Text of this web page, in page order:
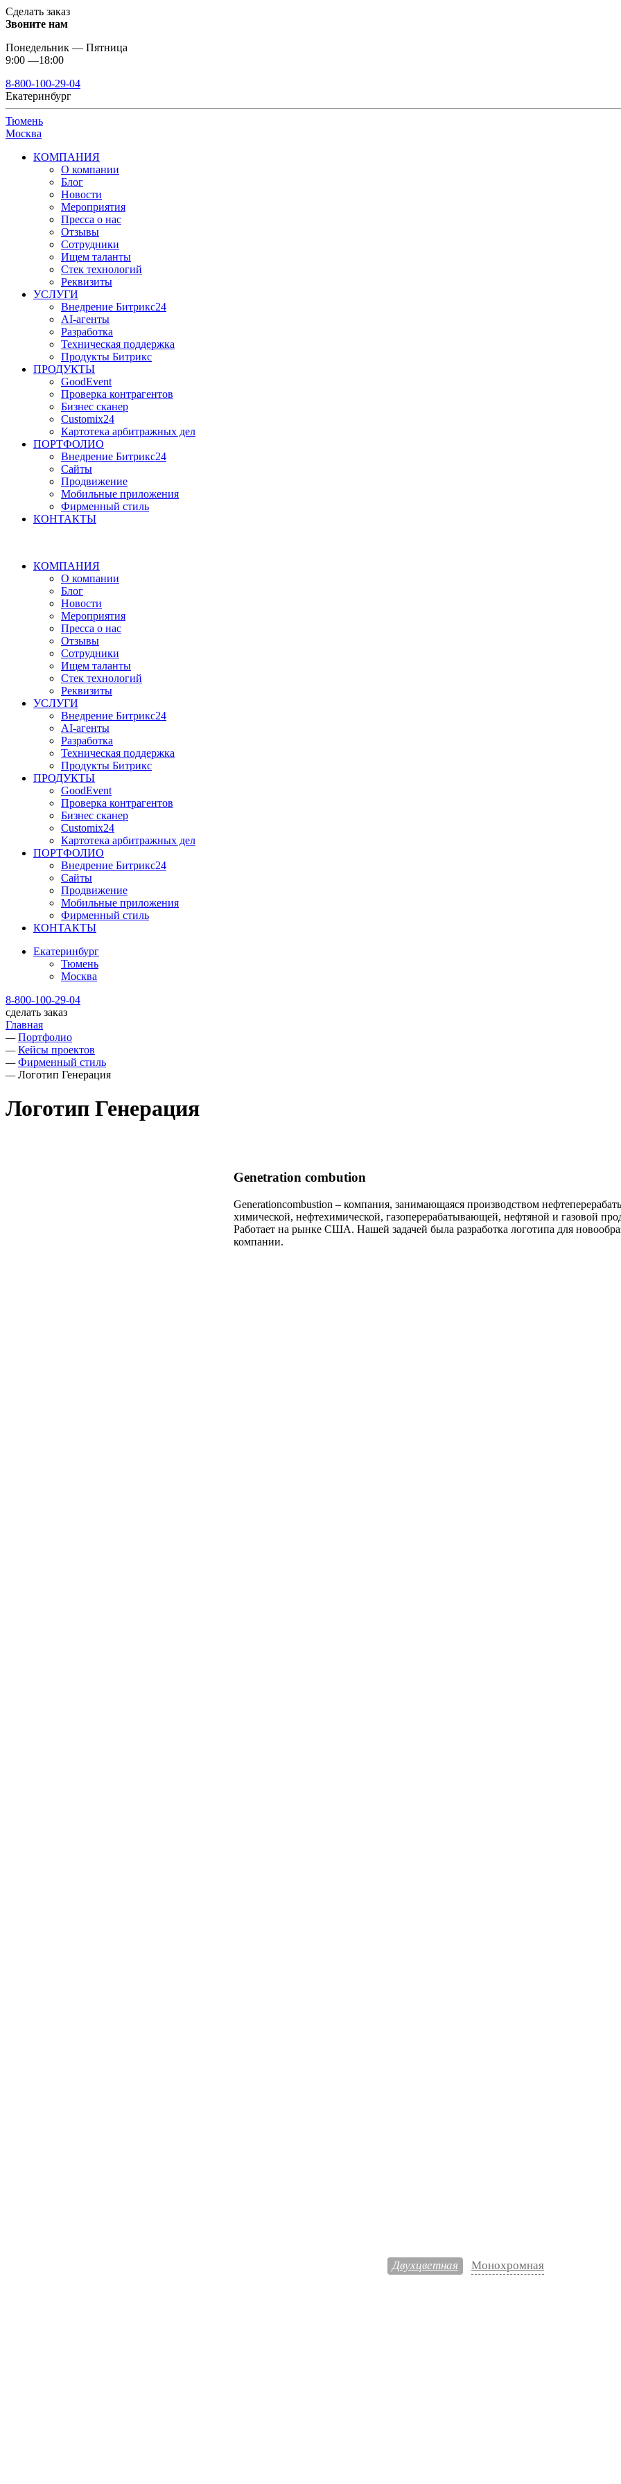
Сделать заказ
Звоните нам
Понедельник — Пятница
9:00 —18:00
8-800-100-29-04
Екатеринбург
Тюмень
Москва
КОМПАНИЯ
О компании
Блог
Новости
Мероприятия
Пресса о нас
Отзывы
Сотрудники
Ищем таланты
Стек технологий
Реквизиты
УСЛУГИ
Внедрение Битрикс24
AI-агенты
Разработка
Техническая поддержка
Продукты Битрикс
ПРОДУКТЫ
GoodEvent
Проверка контрагентов
Бизнес сканер
Customix24
Картотека арбитражных дел
ПОРТФОЛИО
Внедрение Битрикс24
Сайты
Продвижение
Мобильные приложения
Фирменный стиль
КОНТАКТЫ
КОМПАНИЯ
О компании
Блог
Новости
Мероприятия
Пресса о нас
Отзывы
Сотрудники
Ищем таланты
Стек технологий
Реквизиты
УСЛУГИ
Внедрение Битрикс24
AI-агенты
Разработка
Техническая поддержка
Продукты Битрикс
ПРОДУКТЫ
GoodEvent
Проверка контрагентов
Бизнес сканер
Customix24
Картотека арбитражных дел
ПОРТФОЛИО
Внедрение Битрикс24
Сайты
Продвижение
Мобильные приложения
Фирменный стиль
КОНТАКТЫ
Екатеринбург
Тюмень
Москва
8-800-100-29-04
сделать заказ
Главная
— Портфолио
— Кейсы проектов
— Фирменный стиль
— Логотип Генерация
Логотип Генерация
Genetration combution
Generationcombustion – компания, занимающаяся производством
химической, нефтехимической, газоперерабатывающей, нефтяной и газовой
Работает на рынке США. Нашей задачей была разработка логотипа для
компании.
Двухцветная Монохромная